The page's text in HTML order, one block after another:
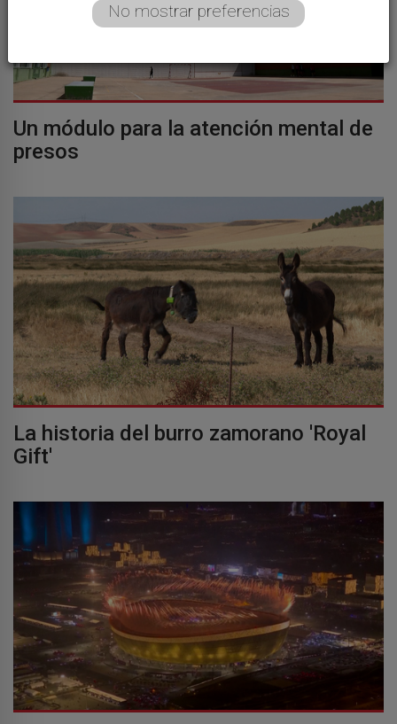
Un módulo para la atención mental de
presos
La historia del burro zamorano 'Royal
Gift'
No mostrar preferencias